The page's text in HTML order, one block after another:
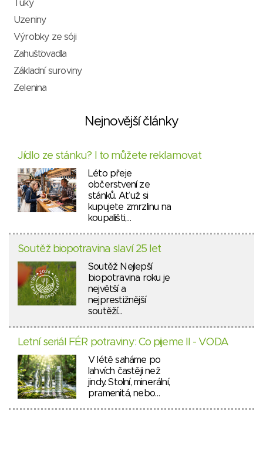
Tuky
Uzeniny
Výrobky ze sóji
Zahušťovadla
Základní suroviny
Zelenina
Nejnovější články
Jídlo ze stánku? I to můžete reklamovat
Léto přeje
občerstvení ze
stánků. Ať už si
kupujete zmrzlinu na
koupališti,…
Soutěž biopotravina slaví 25 let
Soutěž Nejlepší
biopotravina roku je
největší a
nejprestižnější
soutěží…
Letní seriál FÉR potraviny: Co pijeme II - VODA
V létě saháme po
lahvích častěji než
jindy. Stolní, minerální,
pramenitá, nebo…